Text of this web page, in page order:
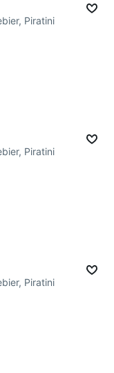
Piratini
Piratini
Piratini